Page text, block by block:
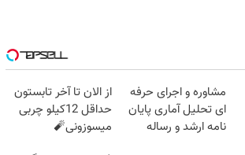
مشاوره و اجرای حرفه
ای تحلیل آماری پایان
نامه ارشد و رساله
از الان تا آخر تابستون
حداقل 12کیلو چربی
میسوزونی🧨